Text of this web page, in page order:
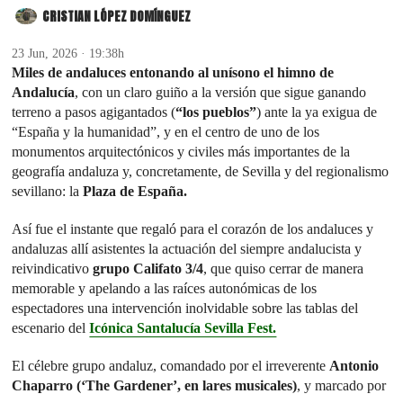
CRISTIAN LÓPEZ DOMÍNGUEZ
23 Jun, 2026 · 19:38h
Miles de andaluces entonando al unísono el himno de
Andalucía, con un claro guiño a la versión que sigue ganando
terreno a pasos agigantados (“los pueblos”) ante la ya exigua de
“España y la humanidad”, y en el centro de uno de los
monumentos arquitectónicos y civiles más importantes de la
geografía andaluza y, concretamente, de Sevilla y del regionalismo
sevillano: laPlaza de España.
Así fue el instante que regaló para el corazón de los andaluces y
andaluzas allí asistentes la actuación del siempre andalucista y
reivindicativogrupo Califato 3/4, que quiso cerrar de manera
memorable y apelando a las raíces autonómicas de los
espectadores una intervención inolvidable sobre las tablas del
escenario delIcónica Santalucía Sevilla Fest.
El célebre grupo andaluz, comandado por el irreverente Antonio
Chaparro (‘The Gardener’, en lares musicales), y marcado por